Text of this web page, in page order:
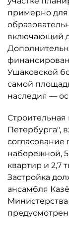
примерно для
включающий
Ушаковской
самой
наследия —
Петербурга",
согласование
набережной,
квартир и 2,7
Застройка
ансамбля
предусмотрен